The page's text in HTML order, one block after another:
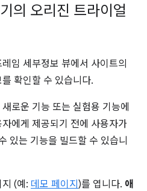
의 오리진 트라이얼
임 세부정보 뷰에서 사이트의
확인할 수 있습니다.
로운 기능 또는 실험용 기능에
에게 제공되기 전에 사용자가
있는 기능을 빌드할 수 있습니
(예: 데모 페이지 )를 엽니다. 애